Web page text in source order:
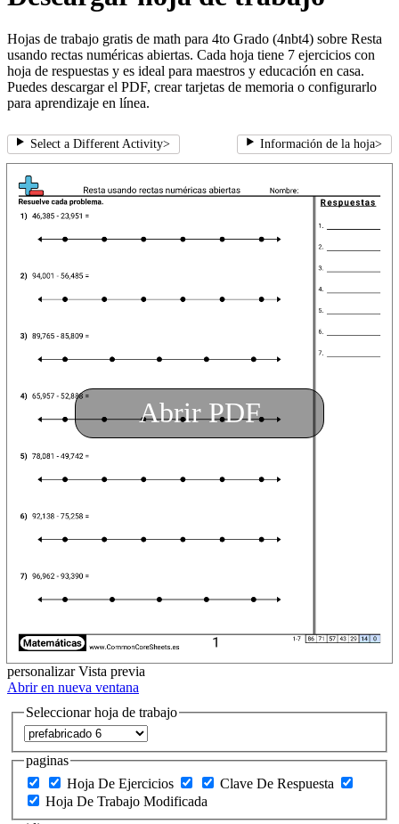
Hojas de trabajo gratis de math para 4to Grado (4nbt4) sobre Resta
usando rectas numéricas abiertas. Cada hoja tiene 7 ejercicios con
hoja de respuestas y es ideal para maestros y educación en casa.
Puedes descargar el PDF, crear tarjetas de memoria o configurarlo
para aprendizaje en línea.
Select a Different Activity> Información de la hoja>
Abrir PDF
personalizar Vista previa
Abrir en nueva ventana
Seleccionar hoja de trabajo
paginas
Hoja De Ejercicios
Clave De Respuesta
Hoja De Trabajo Modificada